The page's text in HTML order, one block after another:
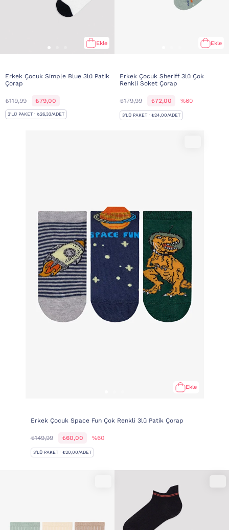
Ekle
Erkek Çocuk Simple Blue 3lü Patik
Çorap
₺119,99 ₺79,00
3'LÜ PAKET · ₺26,33/ADET
Ekle
Erkek Çocuk Sheriff 3lü Çok
Renkli Soket Çorap
₺179,99 ₺72,00 %60
3'LÜ PAKET · ₺24,00/ADET
Ekle
Erkek Çocuk Space Fun Çok Renkli 3lü Patik Çorap
₺149,99 ₺60,00 %60
3'LÜ PAKET · ₺20,00/ADET